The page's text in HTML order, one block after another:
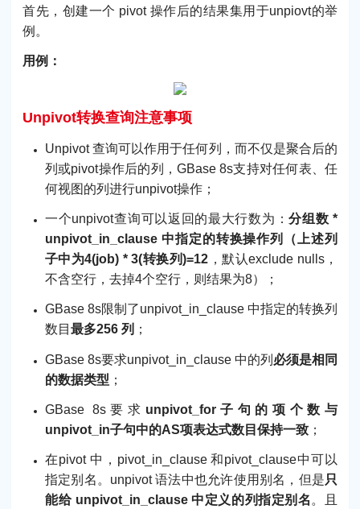
首先，创建一个 pivot 操作后的结果集用于unpiovt的举
例。
用例：
Unpivot转换查询注意事项
Unpivot 查询可以作用于任何列，而不仅是聚合后的
列或pivot操作后的列，GBase 8s支持对任何表、任
何视图的列进行unpivot操作；
一个unpivot查询可以返回的最大行数为：分组数 *
unpivot_in_clause 中指定的转换操作列（上述列
子中为4(job) * 3(转换列)=12 ，默认exclude nulls，
不含空行，去掉4个空行，则结果为8）；
GBase 8s限制了unpivot_in_clause 中指定的转换列
数目 最多256 列 ；
GBase 8s要求unpivot_in_clause 中的列 必须是相同
的数据类型 ；
GBase 8s要求 unpivot_for子句的项个数与
unpivot_in子句中的AS项表达式数目保持一致 ；
在pivot 中，pivot_in_clause 和pivot_clause中可以
指定别名。unpivot 语法中也允许使用别名，但是只
能给 unpivot_in_clause 中定义的列指定别名 。且